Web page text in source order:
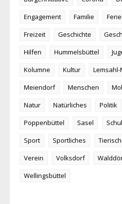
Engagement
Familie
Freizeit
Geschichte
Hilfen
Hummelsbüttel
Kolumne
Kultur
Meiendorf
Menschen
Natur
Natürliches Politik
Poppenbüttel
Sasel
Sport
Sportliches
Verein
Volksdorf
Wellingsbüttel